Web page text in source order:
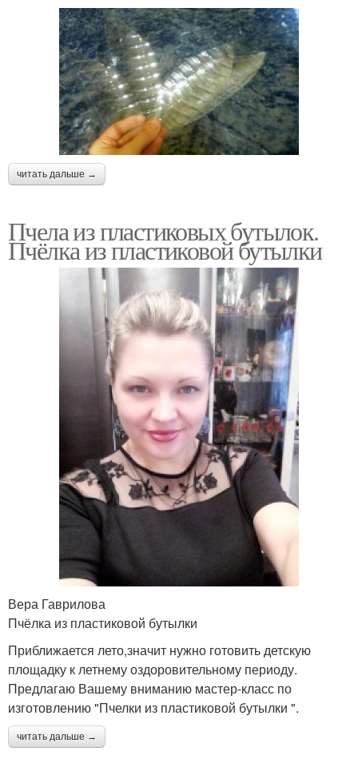
читать дальше →
Пчела из пластиковых бутылок.
Пчёлка из пластиковой бутылки
Вера Гаврилова
Пчёлка из пластиковой бутылки
Приближается лето,значит нужно готовить детскую
площадку к летнему оздоровительному периоду.
Предлагаю Вашему вниманию мастер-класс по
изготовлению "Пчелки из пластиковой бутылки ".
читать дальше →